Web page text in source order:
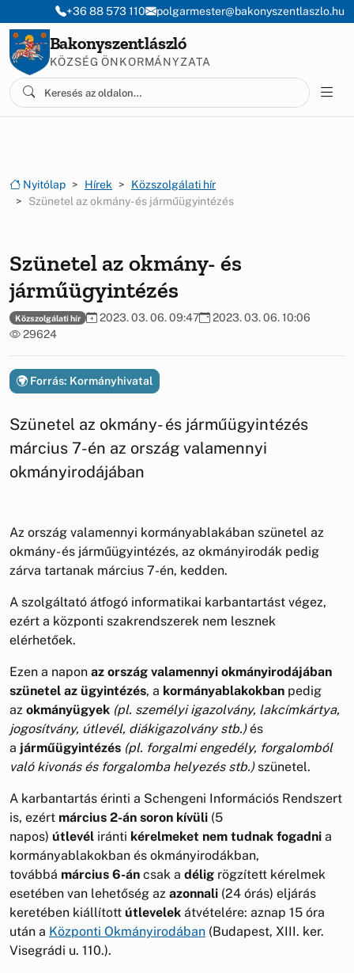
Ugrás a menüre
Ugrás a tartalomra
+36 88 573 110 polgarmester@bakonyszentlaszlo.hu
Bakonyszentlászló
KÖZSÉG ÖNKORMÁNYZATA
Nyitólap Hírek
Közszolgálati hír
Szünetel az okmány- és járműügyintézés
Szünetel az okmány- és
járműügyintézés
Közszolgálati hír 2023. 03. 06. 09:47
2023. 03. 06. 10:06
29624
Forrás: Kormányhivatal
Szünetel az okmány- és járműügyintézés
március 7-én az ország valamennyi
okmányirodájában
Az ország valamennyi kormányablakában szünetel az
okmány- és járműügyintézés, az okmányirodák pedig
zárva tartanak március 7-én, kedden.
A szolgáltató átfogó informatikai karbantartást végez,
ezért a központi szakrendszerek nem lesznek
elérhetőek.
Ezen a napon az ország valamennyi okmányirodájában
szünetel az ügyintézés, a kormányablakokban pedig
az okmányügyek (pl. személyi igazolvány, lakcímkártya,
jogosítvány, útlevél, diákigazolvány stb.)és
a járműügyintézés (pl. forgalmi engedély, forgalomból
való kivonás és forgalomba helyezés stb.)szünetel.
A karbantartás érinti a Schengeni Információs Rendszert
is, ezért március 2-án soron kívüli (5
napos) útlevél iránti kérelmeket nem tudnak fogadni a
kormányablakokban és okmányirodákban,
továbbá március 6-án csak a délig rögzített kérelmek
esetében van lehetőség az azonnali (24 órás) eljárás
keretében kiállított útlevelek átvételére: aznap 15 óra
után a Központi Okmányirodában (Budapest, XIII. ker.
Visegrádi u. 110.).